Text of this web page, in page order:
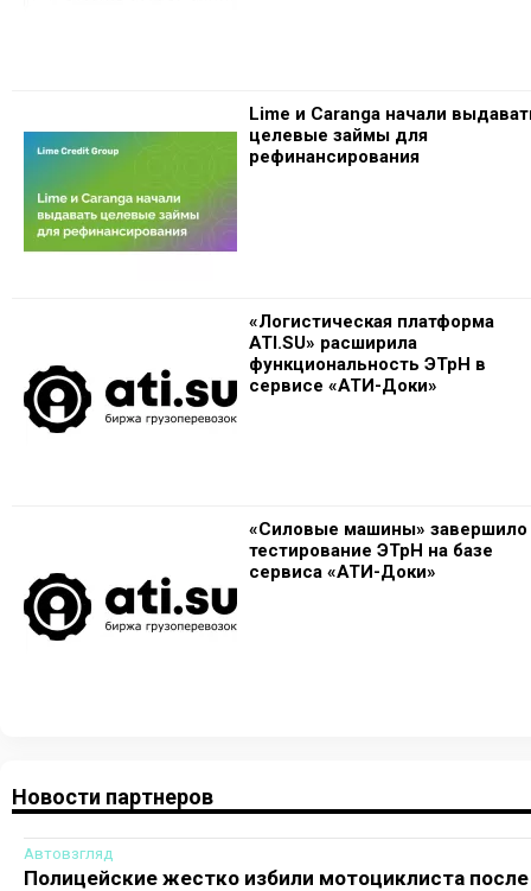
Lime и Caranga начали
целевые займы для
рефинансирования
«Логистическая платформа
ATI.SU» расширила
функциональность ЭТрН в
сервисе «АТИ-Доки»
«Силовые машины» завершило
тестирование ЭТрН на базе
сервиса «АТИ-Доки»
Новости партнеров
Автовзгляд
Полицейские жестко избили мотоциклиста после